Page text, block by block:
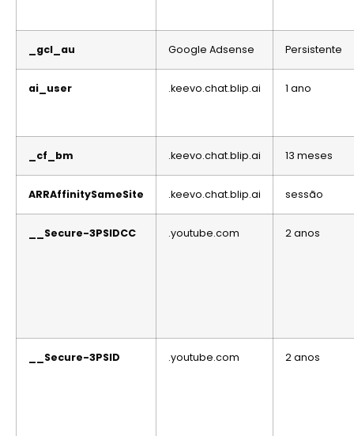
_gcl_au Google Adsense Persistente
ai_user .keevo.chat.blip.ai 1 ano
_cf_bm .keevo.chat.blip.ai 13 meses
ARRAffinitySameSite .keevo.chat.blip.ai sessão
__Secure-3PSIDCC .youtube.com 2 anos
__Secure-3PSID .youtube.com 2 anos